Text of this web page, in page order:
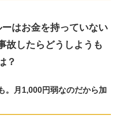
はお金を持っていない
故したらどうしようも
？
。月1,000円弱なのだから加